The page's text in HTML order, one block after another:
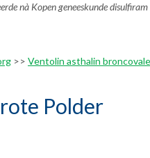
nà Kopen geneeskunde
>> Ventolin asthalin
Polder